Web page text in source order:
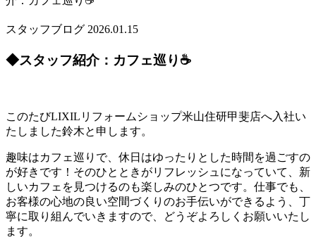
スタッフブログ 2026.01.15
◆スタッフ紹介：カフェ巡り☕
このたびLIXILリフォームショップ米山住研甲斐店へ入社い
たしました鈴木と申します。
趣味はカフェ巡りで、休日はゆったりとした時間を過ごすの
が好きです！そのひとときがリフレッシュになっていて、新
しいカフェを見つけるのも楽しみのひとつです。仕事でも、
お客様の心地の良い空間づくりのお手伝いができるよう、丁
寧に取り組んでいきますので、どうぞよろしくお願いいたし
ます。